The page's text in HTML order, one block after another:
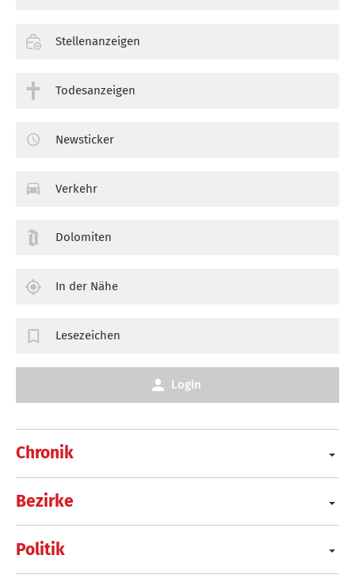
Chronik
Bezirke
Politik
Stellenanzeigen
Todesanzeigen
Newsticker
Verkehr
Dolomiten
In der Nähe
Lesezeichen
Login